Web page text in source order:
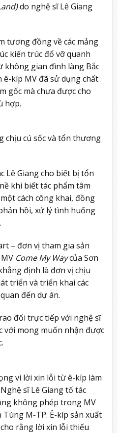
do nghệ sĩ Lê Giang
tương đồng về các mảng
kiến trúc đổ vỡ quanh
không gian đình làng Bắc
ê-kíp MV đã sử dụng chất
gốc mà chưa được cho
hợp.
chịu cú sốc và tổn thương
Lê Giang cho biết bị tổn
khi biết tác phẩm tâm
cách công khai, đồng
hồi, xử lý tình huống
– đơn vị tham gia sản
Come My Waycủa Sơn
định là đơn vị chịu
triển và triển khai các
đến dự án.
đổi trực tiếp với nghệ sĩ
với mong muốn nhận được
vì lời xin lỗi từ ê-kíp làm
Nghệ sĩ Lê Giang tố tác
không phép trong MV
Tùng M-TP. Ê-kíp sản xuất
rằng lời xin lỗi thiếu